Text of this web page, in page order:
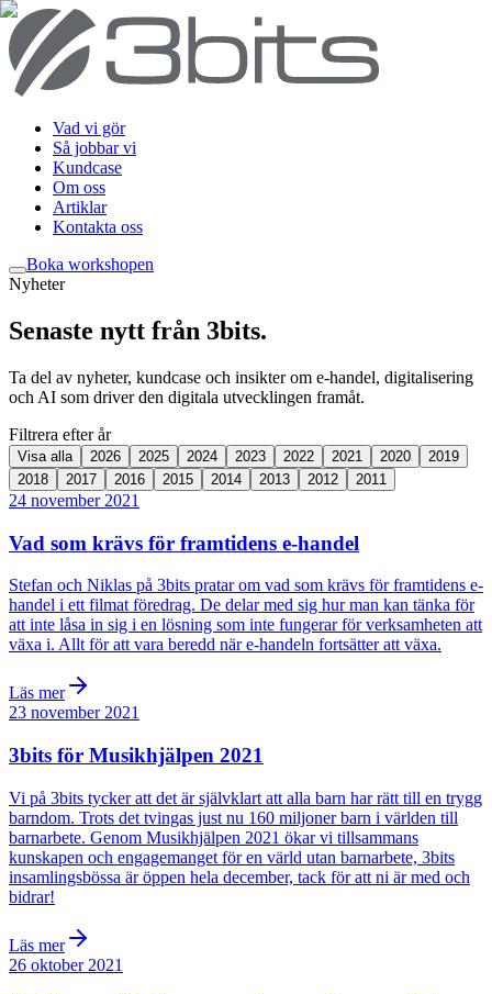
Vad vi gör
Så jobbar vi
Kundcase
Om oss
Artiklar
Kontakta oss
Boka workshopen
Nyheter
Senaste nytt från 3bits.
Ta del av nyheter, kundcase och insikter om e-handel, digitalisering
och AI som driver den digitala utvecklingen framåt.
Filtrera efter år
Visa alla 2026 2025 2024 2023 2022 2021 2020
2019
2018
2017 2016 2015 2014 2013 2012 2011
24 november 2021
Vad som krävs för framtidens e-handel
Stefan och Niklas på 3bits pratar om vad som krävs för framtidens e-
handel i ett filmat föredrag. De delar med sig hur man kan tänka för
att inte låsa in sig i en lösning som inte fungerar för verksamheten att
växa i. Allt för att vara beredd när e-handeln fortsätter att växa.
Läs mer
23 november 2021
3bits för Musikhjälpen 2021
Vi på 3bits tycker att det är självklart att alla barn har rätt till en trygg
barndom. Trots det tvingas just nu 160 miljoner barn i världen till
barnarbete. Genom Musikhjälpen 2021 ökar vi tillsammans
kunskapen och engagemanget för en värld utan barnarbete, 3bits
insamlingsbössa är öppen hela december, tack för att ni är med och
bidrar!
Läs mer
26 oktober 2021